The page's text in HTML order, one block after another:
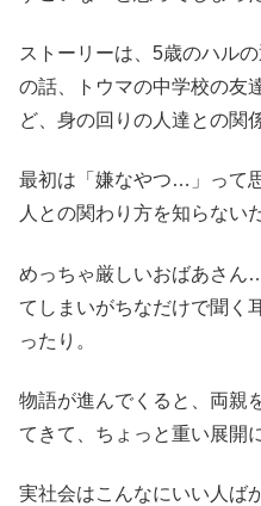
ストーリーは、5歳のハル
の話、トウマの中学校の友
ど、身の回りの人達との関
最初は「嫌なやつ…」って
人との関わり方を知らない
めっちゃ厳しいおばあさん
てしまいがちなだけで聞く
ったり。
物語が進んでくると、両親
てきて、ちょっと重い展開
実社会はこんなにいい人ば